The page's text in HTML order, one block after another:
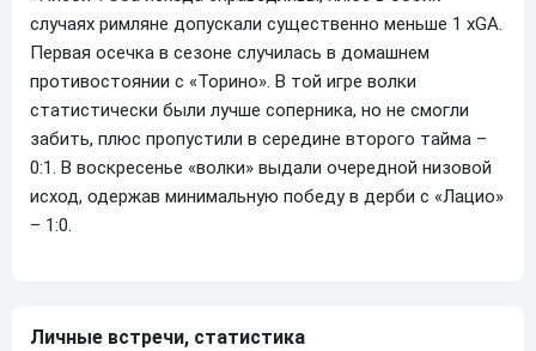
случаях римляне допускали существенно меньше 1 xGA.
Первая осечка в сезоне случилась в домашнем
противостоянии с «Торино». В той игре волки
статистически были лучше соперника, но не смогли
забить, плюс пропустили в середине второго тайма –
0:1. В воскресенье «волки» выдали очередной низовой
исход, одержав минимальную победу в дерби с «Лацио»
– 1:0.
Личные встречи, статистика